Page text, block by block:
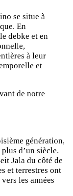
se situe à
En
debke et en
à leur
et
de notre
génération,
d’un siècle.
Jala du côté de
et terrestres ont
les années